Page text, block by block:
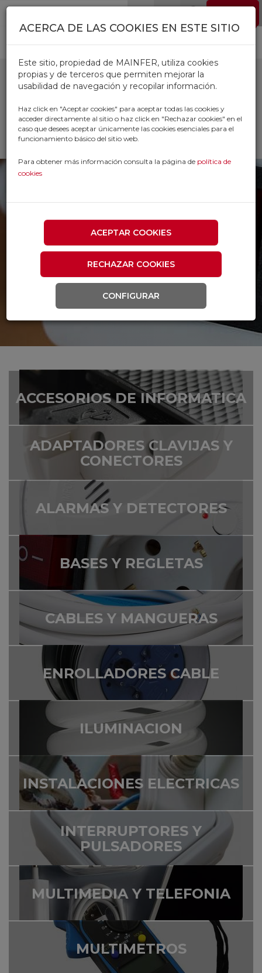
Pasar al contenido principal
ELECTRICIDAD
Inicio Productos ELECTRICIDAD
ACCESORIOS DE INFORMATICA
ADAPTADORES CLAVIJAS Y
CONECTORES
ALARMAS Y DETECTORES
BASES Y REGLETAS
CABLES Y MANGUERAS
ENROLLADORES CABLE
ILUMINACION
INSTALACIONES ELECTRICAS
INTERRUPTORES Y
PULSADORES
MULTIMEDIA Y TELEFONIA
MULTIMETROS
ACERCA DE LAS COOKIES EN ESTE SITIO
Este sitio, propiedad de MAINFER, utiliza cookies
propias y de terceros que permiten mejorar la
usabilidad de navegación y recopilar información.
Haz click en "Aceptar cookies" para aceptar todas las cookies y
acceder directamente al sitio o haz click en "Rechazar cookies" en el
caso que desees aceptar únicamente las cookies esenciales para el
funcionamiento básico del sitio web.
Para obtener más información consulta la página de política de
cookies
ACEPTAR COOKIES
RECHAZAR COOKIES
CONFIGURAR